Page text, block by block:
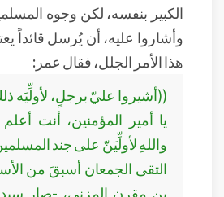
الكبير بنفسه، لكن وجوه
وأشاروا عليه، أن يُرسل قائداً
هذا الأمر الجلل، فقال عمر:
((أشيروا عليّ برجلٍ، لأولِّيَه
يا أمير المؤمنين، أنت
واللهِ لأولِّيَنّ على جند
التقى الجمعان أسبقَ من
بن مقرن المزني، -صار